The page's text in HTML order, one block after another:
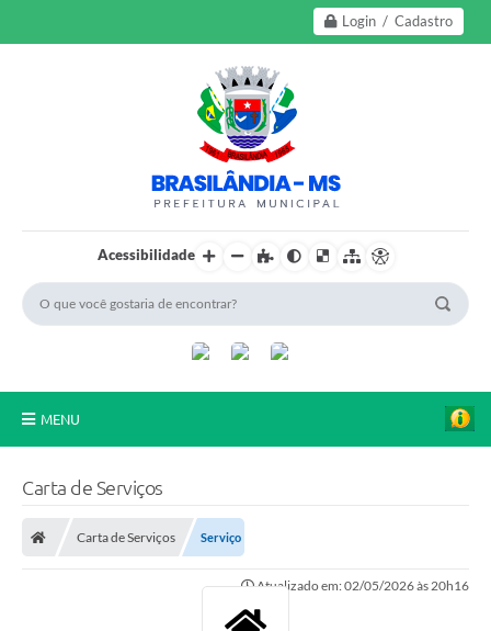
Login / Cadastro
Acessibilidade
MENU
Carta de Serviços
Carta de Serviços Serviço
Atualizado em: 02/05/2026 às 20h16